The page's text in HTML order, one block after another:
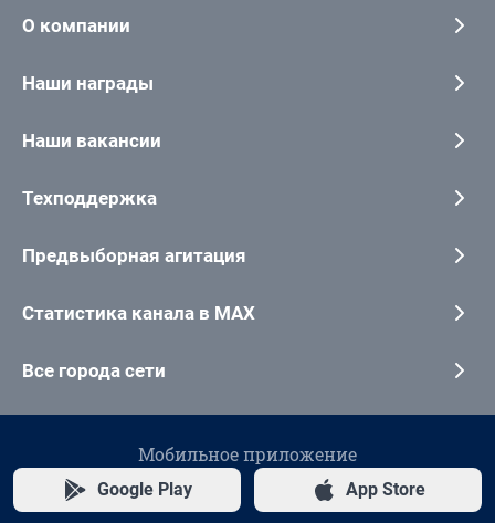
О компании
Наши награды
Наши вакансии
Техподдержка
Предвыборная агитация
Статистика канала в MAX
Все города сети
Мобильное приложение
Google Play App Store